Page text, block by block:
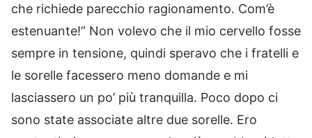
che richiede parecchio ragionamento. Com’è
estenuante!” Non volevo che il mio cervello fosse
sempre in tensione, quindi speravo che i fratelli e
le sorelle facessero meno domande e mi
lasciassero un po’ più tranquilla. Poco dopo ci
sono state associate altre due sorelle. Ero